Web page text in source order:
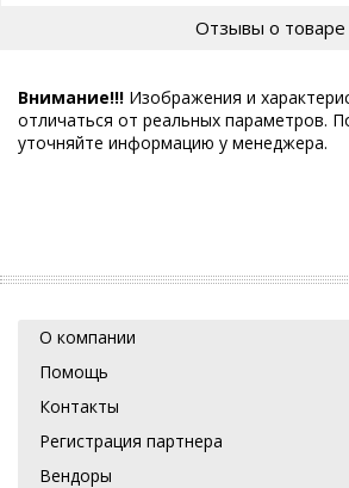
Отзывы о товаре
Внимание!!! Изображения и
отличаться от реальных параметров.
уточняйте информацию у менеджера.
О компании
Помощь
Контакты
Регистрация партнера
Вендоры